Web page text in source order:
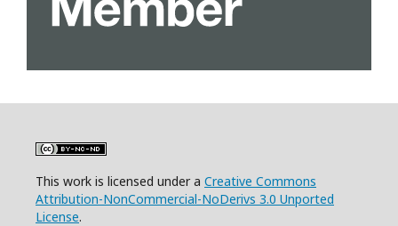
This work is licensed under a Creative Commons
Attribution-NonCommercial-NoDerivs 3.0 Unported
License.